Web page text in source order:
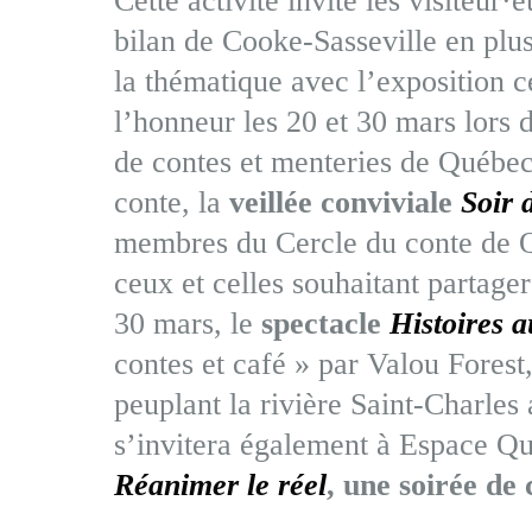
bilan de Cooke-Sasseville en
la thématique avec l’exposition
l’honneur les 20 et 30 mars lors
de contes et menteries de
conte, laveillée convivialeSoir
membres du Cercle du conte de
ceux et celles souhaitant
30 mars, lespectacleHistoires
contes et café » par Valou
peuplant la rivière Saint-Charles
s’invitera également à Espace
Réanimer le réel, une soirée de